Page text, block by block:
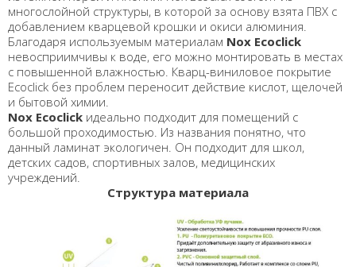
многослойной структуры, в которой за основу взята ПВХ с
добавлением кварцевой крошки и окиси алюминия.
Благодаря используемым материалам Nox Ecoclick
невосприимчивы к воде, его можно монтировать в местах
с повышенной влажностью. Кварц-виниловое покрытие
Ecoclick без проблем переносит действие кислот, щелочей
и бытовой химии.
Nox Ecoclick идеально подходит для помещений с
большой проходимостью. Из названия понятно, что
данный ламинат экологичен. Он подходит для школ,
детских садов, спортивных залов, медицинских
учреждений.
Структура материала